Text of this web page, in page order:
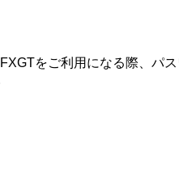
をご利用になる際、パ